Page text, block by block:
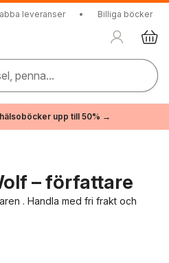
leveranser • Billiga böcker
penna...
upp till 50% →
– författare
. Handla med fri frakt och